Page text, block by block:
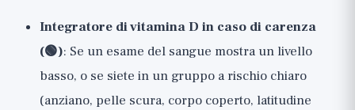
Integratore di vitamina D in caso di carenza
(🟢): Se un esame del sangue mostra un livello
basso, o se siete in un gruppo a rischio chiaro
(anziano, pelle scura, corpo coperto, latitudine